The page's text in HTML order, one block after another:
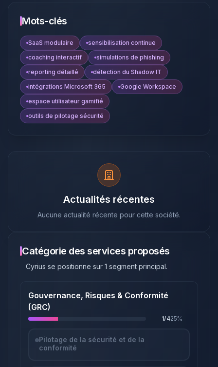
Mots-clés
SaaS modulaire
sensibilisation continue
coaching interactif
simulations de phishing
reporting détaillé
détection du Shadow IT
intégrations Microsoft 365
Google Workspace
espace utilisateur gamifié
outils de pilotage sécurité
Actualités récentes
Aucune actualité récente pour cette société.
Catégorie des services proposés
Cyrius se positionne sur 1 segment principal.
Gouvernance, Risques & Conformité
(GRC)
1/425%
Pilotage de la sécurité et de la
conformité